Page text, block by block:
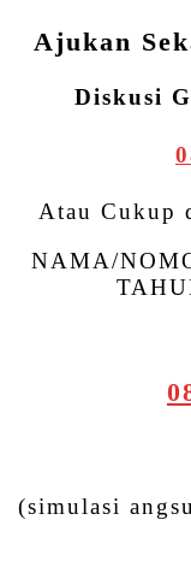
Ajukan
Diskusi
Atau Cukup
NAMA/
(simulasi